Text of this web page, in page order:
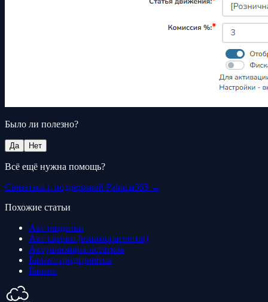
Было ли полезно?
Да Нет
Всё ещё нужна помощь?
Связаться с поддержкой Paloma365 →
Похожие статьи
Акт разделки
Акт сверки (взаиморасчетов)
Актуализация остатков
Баланс предприятия
Баланс